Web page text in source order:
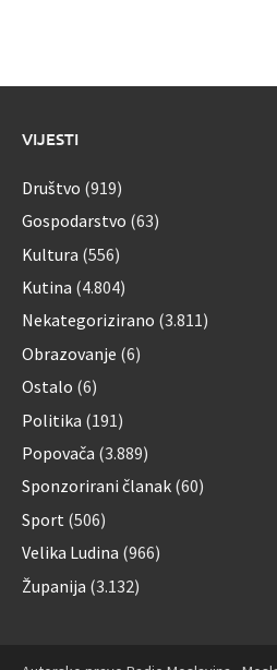
VIJESTI
Društvo (919)
Gospodarstvo (63)
Kultura (556)
Kutina (4.804)
Nekategorizirano (3.811)
Obrazovanje (6)
Ostalo (6)
Politika (191)
Popovača (3.889)
Sponzorirani članak (60)
Sport (506)
Velika Ludina (966)
Županija (3.132)